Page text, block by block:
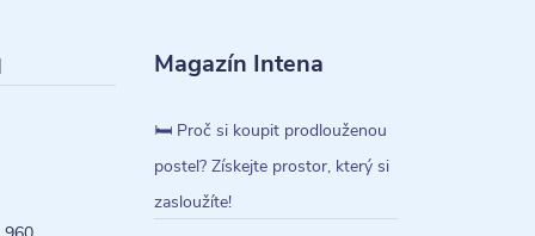
Magazín Intena
🛏️ Proč si koupit prodlouženou
postel? Získejte prostor, který si
zasloužíte!